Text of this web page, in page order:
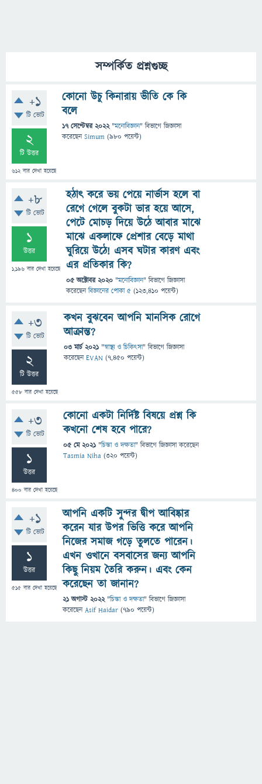
সম্পর্কিত প্রশ্নগুচ্ছ
+1
টি ভোট
2
টি উত্তর
612বার দেখা হয়েছে
কোনো উচু কিনারায় ভীতি কে কি
বলে
17 সেপ্টেম্বর 2022 "মনোবিজ্ঞান" বিভাগে জিজ্ঞাসা
করেছেনSimum (980 পয়েন্ট)
+8
টি ভোট
1
উত্তর
1,196 বার দেখা হয়েছে
হঠাৎ করে ভয় পেয়ে নার্ভাস হলে বা
রেগে গেলে বুকটা ভার হয়ে আসে,
পেটে মোচড় দিয়ে উঠে আবার মাঝে
মাঝে একলাফে প্রেশার বেড়ে মাথা
ঘুরিয়ে উঠে! এসব ঘটার কারণ এবং
এর প্রতিকার কি?
05 অক্টোবর 2020 "মনোবিজ্ঞান" বিভাগে জিজ্ঞাসা
করেছেনবিজ্ঞানের পোকা ৫ (123,410 পয়েন্ট)
+3
টি ভোট
2
টি উত্তর
558 বার দেখা হয়েছে
কখন বুঝবেন আপনি মানসিক রোগে
আক্রান্ত?
03 মার্চ 2021 "স্বাস্থ্য ও চিকিৎসা" বিভাগে জিজ্ঞাসা
করেছেনEVAN (7,450 পয়েন্ট)
+3
টি ভোট
1
উত্তর
400 বার দেখা হয়েছে
কোনো একটা নির্দিষ্ট বিষয়ে প্রশ্ন কি
কখনো শেষ হবে পারে?
05 মে 2021 "চিন্তা ও দক্ষতা" বিভাগে জিজ্ঞাসাকরেছেন
Tasmia Niha (320 পয়েন্ট)
+1
টি ভোট
1
উত্তর
515 বার দেখা হয়েছে
আপনি একটি সুন্দর দ্বীপ আবিষ্কার
করেন যার উপর ভিত্তি করে আপনি
নিজের সমাজ গড়ে তুলতে পারেন।
এখন ওখানে বসবাসের জন্য আপনি
কিছু নিয়ম তৈরি করুন। এবং কেন
করেছেন তা জানান?
21 অগাস্ট 2022 "চিন্তা ও দক্ষতা" বিভাগে জিজ্ঞাসা
করেছেনAsif Haidar (790 পয়েন্ট)